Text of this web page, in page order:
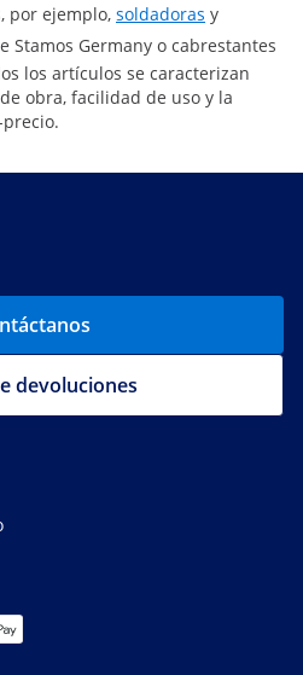
por ejemplo, soldadoras y
Stamos Germany o cabrestantes
los artículos se caracterizan
obra, facilidad de uso y la
devoluciones